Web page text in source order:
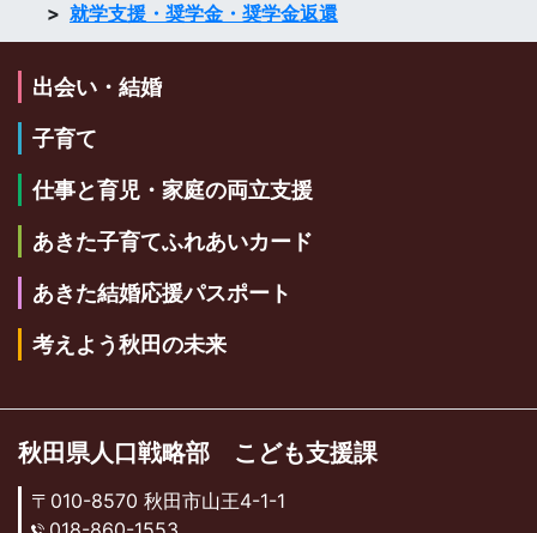
就学支援・奨学金・奨学金返還
出会い・結婚
子育て
仕事と育児・家庭の両立支援
あきた子育てふれあいカード
あきた結婚応援パスポート
考えよう秋田の未来
秋田県人口戦略部 こども支援課
〒010-8570 秋田市山王4-1-1